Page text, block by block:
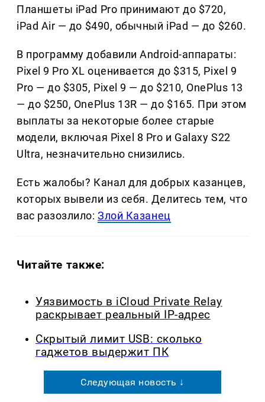
Планшеты iPad Pro принимают до $720,
iPad Air — до $490, обычный iPad — до $260.
В программу добавили Android-аппараты:
Pixel 9 Pro XL оценивается до $315, Pixel 9
Pro — до $305, Pixel 9 — до $210, OnePlus 13
— до $250, OnePlus 13R — до $165. При этом
выплаты за некоторые более старые
модели, включая Pixel 8 Pro и Galaxy S22
Ultra, незначительно снизились.
Есть жалобы? Канал для добрых казанцев,
которых вывели из себя. Делитеcь тем, что
вас разозлило:Злой Казанец
Читайте также:
Уязвимость в iCloud Private Relay
раскрывает реальный IP-адрес
Скрытый лимит USB: сколько
гаджетов выдержит ПК
Следующая новость ↓